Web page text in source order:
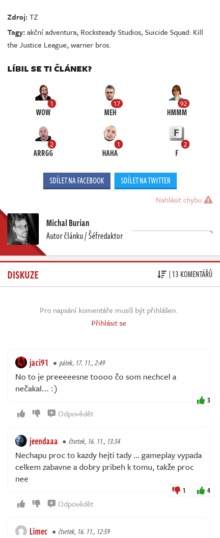
Zdroj:TZ
Tagy:akční adventura, Rocksteady Studios,Suicide Squad: Kill
the Justice League,warner bros.
LÍBIL SE TI ČLÁNEK?
1
WOW
17
MEH
92
HMMM
2
ARRGG
1
HAHA
2
F
SDÍLET NA FACEBOOK SDÍLET NA TWITTER
Nahlásit chybu
Michal Burian
Autor článku / Šéfredaktor
DISKUZE | 13 KOMENTÁŘŮ
Pro napsání komentáře musíš být přihlášen.
Přihlásit se
jaci91 pátek, 17. 11., 2:49
No to je preeeeesne toooo čo som nechcel a
nečakal... :)
3
Odpovědět
jeendaaa čtvrtek, 16. 11., 13:34
Nechapu proc to kazdy hejti tady … gameplay vypada
celkem zabavne a dobry pribeh k tomu, takže proc
nee
1 4
Odpovědět
Limec čtvrtek, 16. 11., 12:59